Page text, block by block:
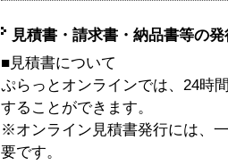
見積書・請求書・納品書等の
■見積書について
ぷらっとオンラインでは、24時
することができます。
※オンライン見積書発行には、
要です。